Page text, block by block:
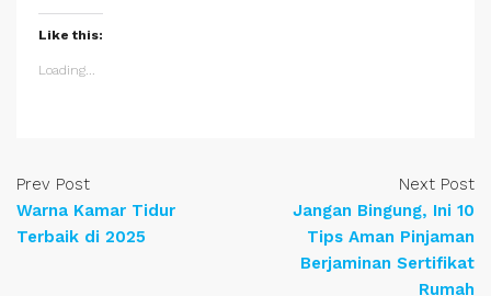
Like this:
Loading...
Prev Post
Warna Kamar Tidur
Terbaik di 2025
Next Post
Jangan Bingung, Ini 10
Tips Aman Pinjaman
Berjaminan Sertifikat
Rumah